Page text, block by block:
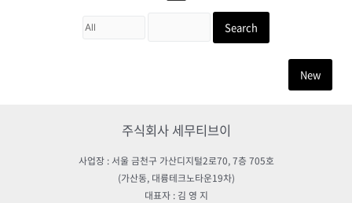
Search
New
주식회사 세무티브이
사업장 : 서울 금천구 가산디지털2로70, 7층 705호
(가산동, 대륭테크노타운19차)
대표자 : 김 영 지